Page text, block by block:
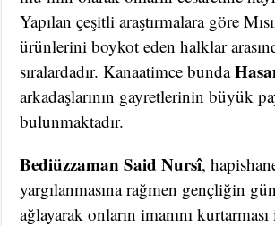
Yapılan çeşitli araştırmalara göre
ürünlerini boykot eden halklar
sıralardadır. Kanaatimce bunda
arkadaşlarının gayretlerinin büyük
bulunmaktadır.
Bediüzzaman Said Nursî,
yargılanmasına rağmen gençliğin
ağlayarak onların imanını